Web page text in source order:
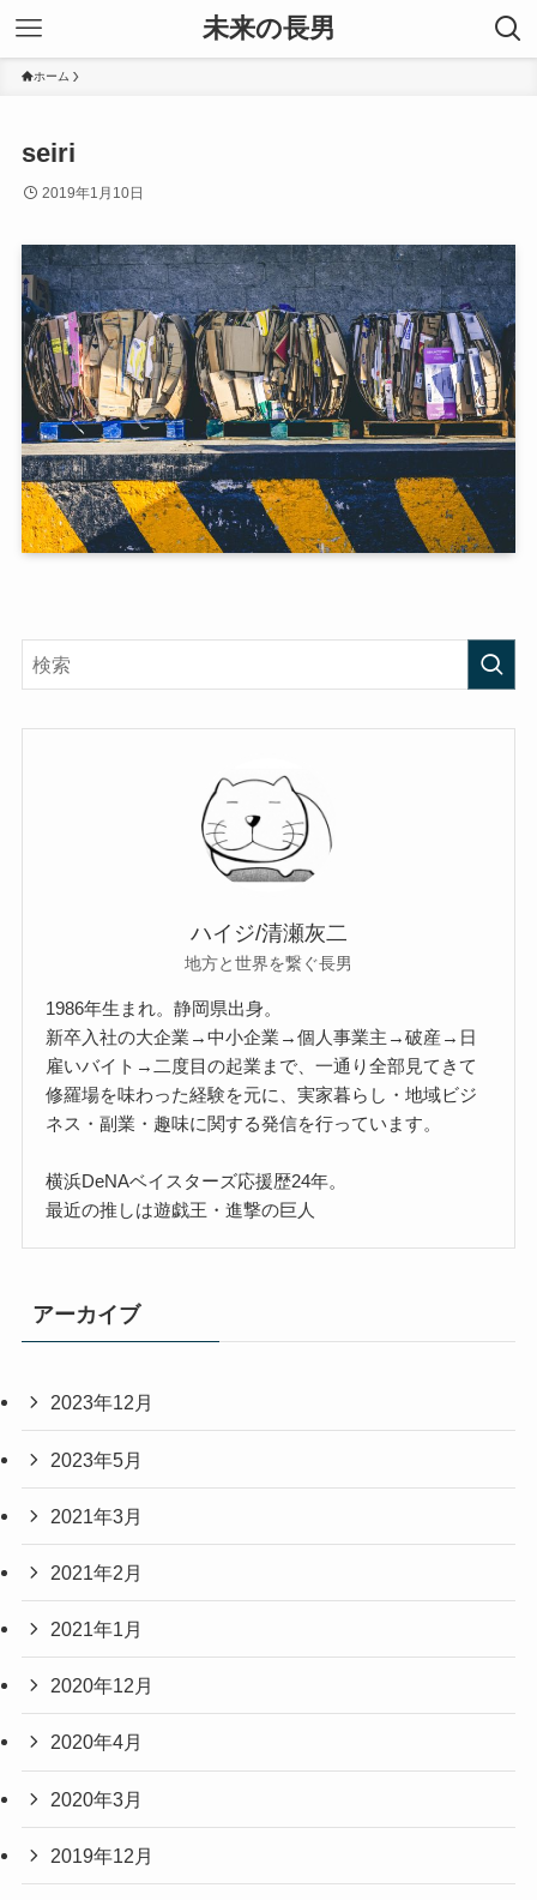
未来の長男
ホーム
seiri
2019年1月10日
ハイジ/清瀬灰二
地方と世界を繋ぐ長男
1986年生まれ。静岡県出身。
新卒入社の大企業→中小企業→個人事業主→破産→日
雇いバイト→二度目の起業まで、一通り全部見てきて
修羅場を味わった経験を元に、実家暮らし・地域ビジ
ネス・副業・趣味に関する発信を行っています。
横浜DeNAベイスターズ応援歴24年。
最近の推しは遊戯王・進撃の巨人
アーカイブ
2023年12月
2023年5月
2021年3月
2021年2月
2021年1月
2020年12月
2020年4月
2020年3月
2019年12月